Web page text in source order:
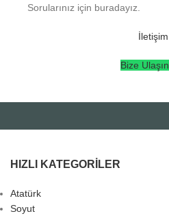
Sorularınız için buradayız.
İletişim
Bize Ulaşın
HIZLI KATEGORILER
Atatürk
Soyut